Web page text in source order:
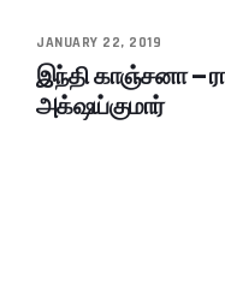
JANUARY 22, 2019
இந்தி காஞ்சனா –
அக்‌ஷய்குமார்